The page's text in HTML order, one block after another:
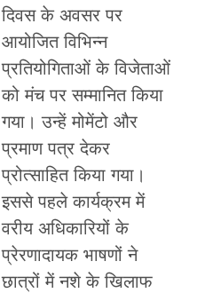
दिवस के अवसर पर
आयोजित विभिन्न
प्रतियोगिताओं के विजेताओं
को मंच पर सम्मानित किया
गया। उन्हें मोमेंटो और
प्रमाण पत्र देकर
प्रोत्साहित किया गया।
इससे पहले कार्यक्रम में
वरीय अधिकारियों के
प्रेरणादायक भाषणों ने
छात्रों में नशे के खिलाफ